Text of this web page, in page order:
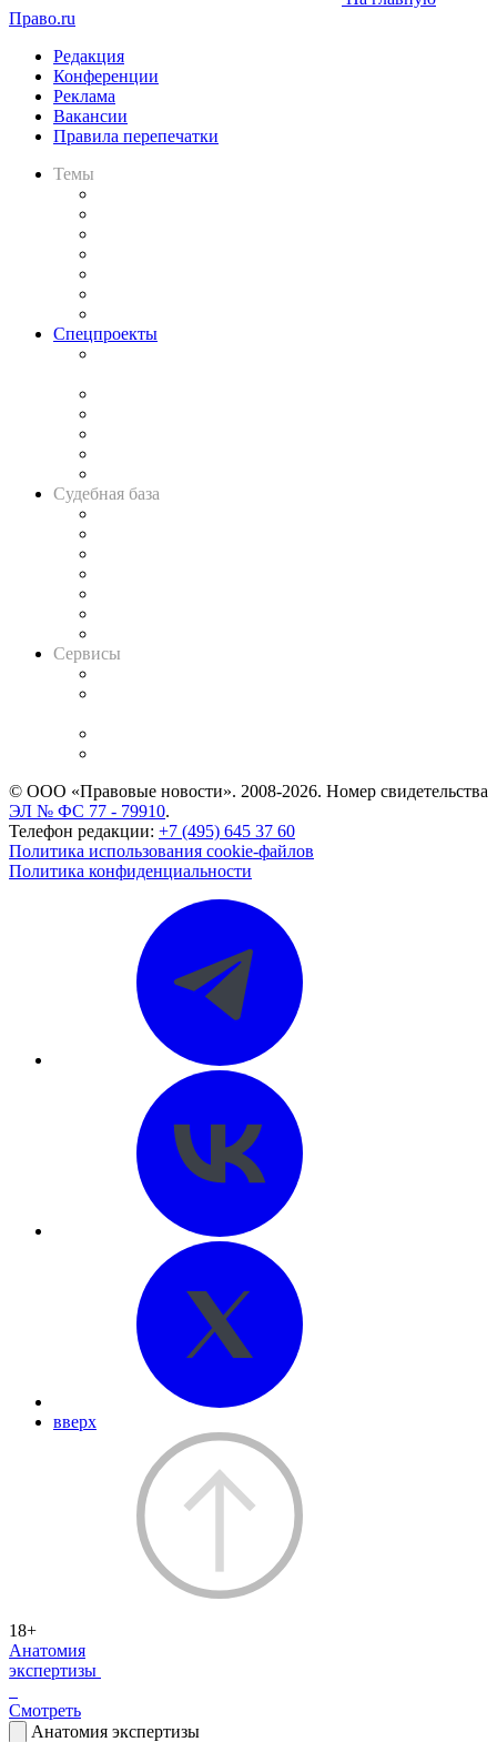
Право.ru
Редакция
Конференции
Реклама
Вакансии
Правила перепечатки
Темы
Спецпроекты
Судебная база
Сервисы
© ООО «Правовые новости». 2008-2026. Номер свидетельства
ЭЛ № ФС 77 - 79910.
Телефон редакции: +7 (495) 645 37 60
Политика использования cookie-файлов
Политика конфиденциальности
вверх
18+
Анатомия
экспертизы
Смотреть
Анатомия экспертизы